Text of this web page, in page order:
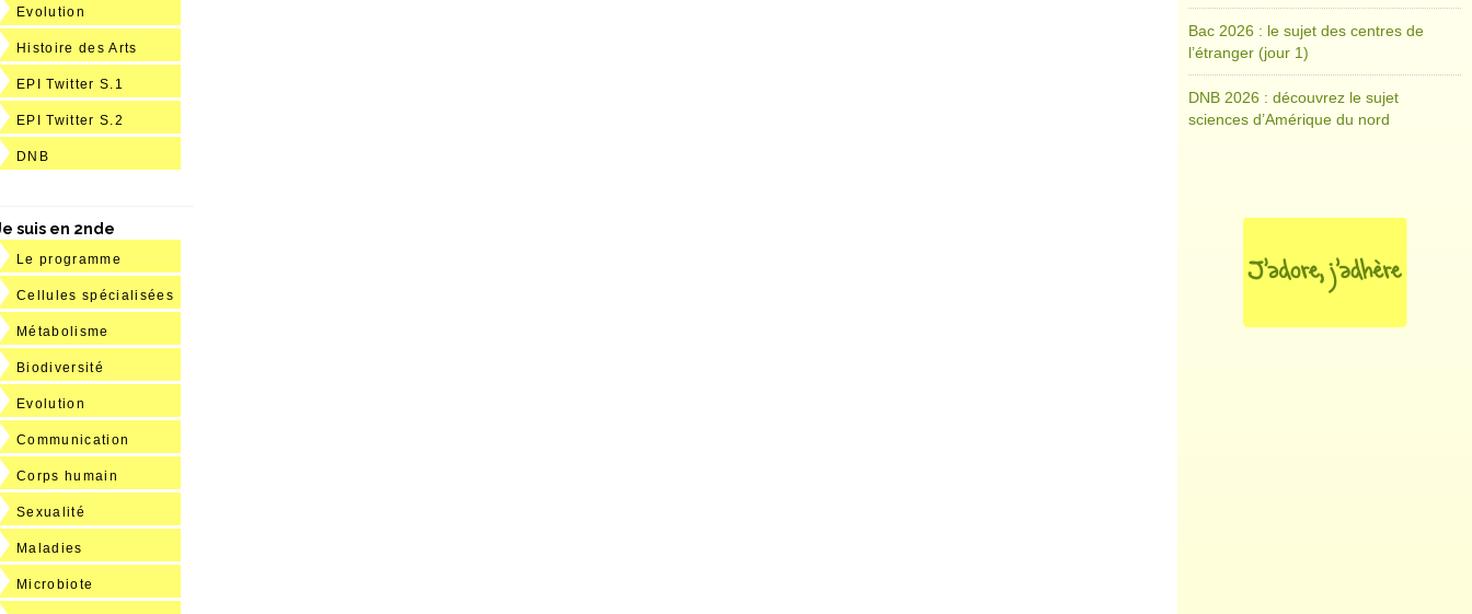
Evolution
Histoire des Arts
EPI Twitter S.1
EPI Twitter S.2
DNB
suis en 2nde
Le programme
Cellules spécialisées
Métabolisme
Biodiversité
Evolution
Communication
Corps humain
Sexualité
Maladies
Microbiote
Bac 2026 : le sujet des centres de
l’étranger (jour 1)
DNB 2026 : découvrez le sujet
sciences d’Amérique du nord